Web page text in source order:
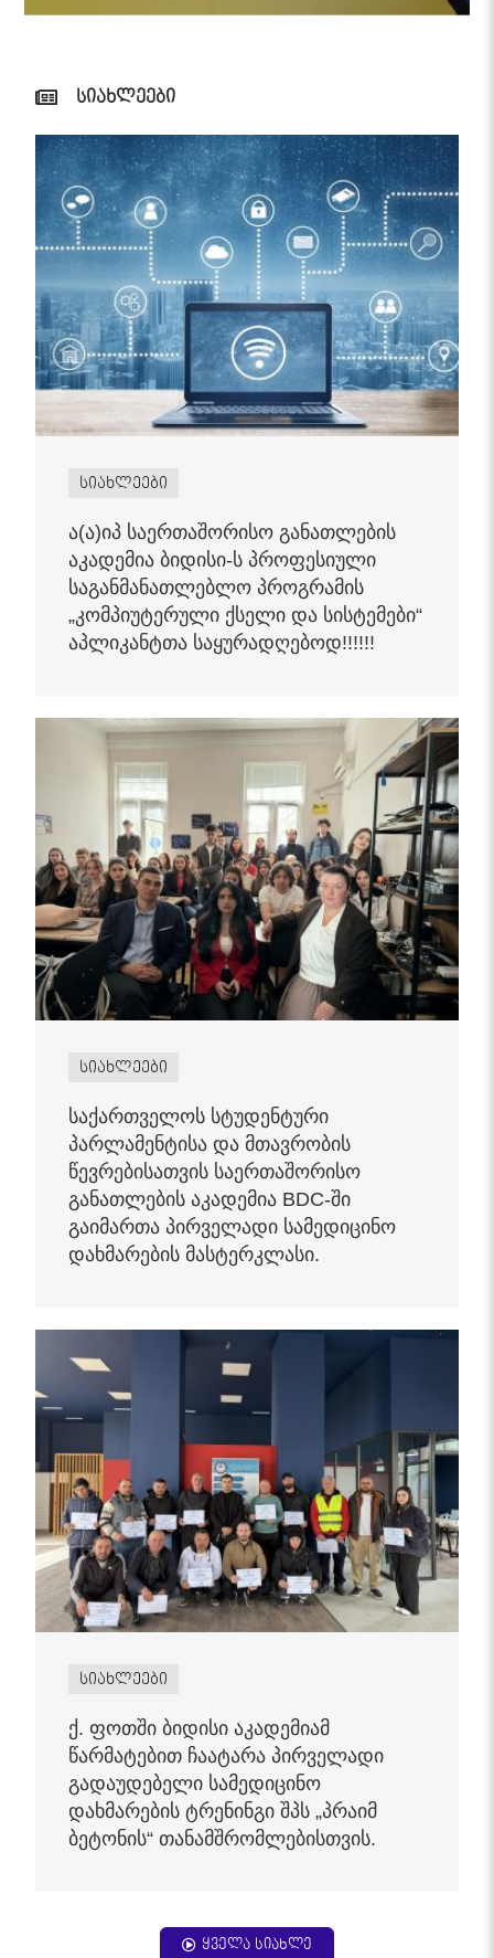
სიახლეები
სიახლეები
ა(ა)იპ საერთაშორისო განათლების
აკადემია ბიდისი-ს პროფესიული
საგანმანათლებლო პროგრამის
„კომპიუტერული ქსელი და სისტემები“
აპლიკანტთა საყურადღებოდ!!!!!!
სიახლეები
საქართველოს სტუდენტური
პარლამენტისა და მთავრობის
წევრებისათვის საერთაშორისო
განათლების აკადემია BDC-ში
გაიმართა პირველადი სამედიცინო
დახმარების მასტერკლასი.
სიახლეები
ქ. ფოთში ბიდისი აკადემიამ
წარმატებით ჩაატარა პირველადი
გადაუდებელი სამედიცინო
დახმარების ტრენინგი შპს „პრაიმ
ბეტონის“ თანამშრომლებისთვის.
ყველა სიახლე